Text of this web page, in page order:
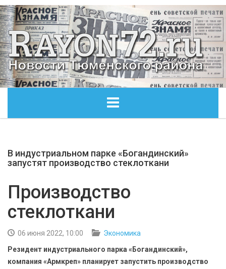
ОБЩЕСТВО
КУЛЬТУРА
БЕЗОПАСНОСТЬ
В индустриальном парке «Богандинский»
запустят производство стеклоткани
Производство
стеклоткани
06 июня 2022, 10:00
Экономика
Резидент индустриального парка «Богандинский»,
компания «Армкреп» планирует запустить производство